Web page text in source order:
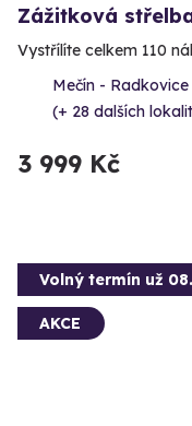
Zážitková
Vystřílíte celkem 110
Mečín -
(+ 28 dalších
3 999 Kč
Volný termín už
AKCE